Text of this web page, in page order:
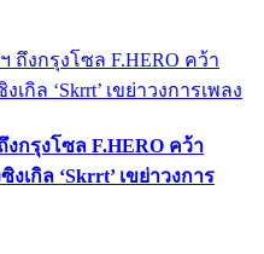
งกรุงโซล F.HERO คว้า
เกิล ‘Skrrt’ เขย่าวงการ